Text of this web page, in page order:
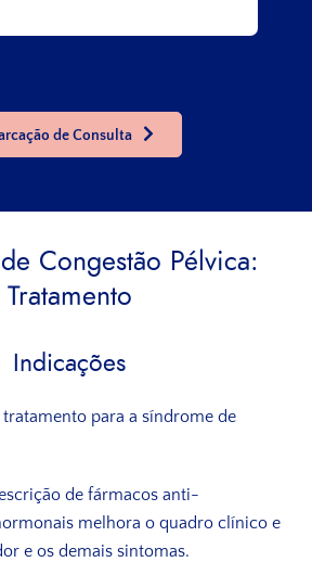
de Consulta
Congestão Pélvica:
Tratamento
Indicações
tratamento para a síndrome de
de fármacos anti-
melhora o quadro clínico e
e os demais sintomas.